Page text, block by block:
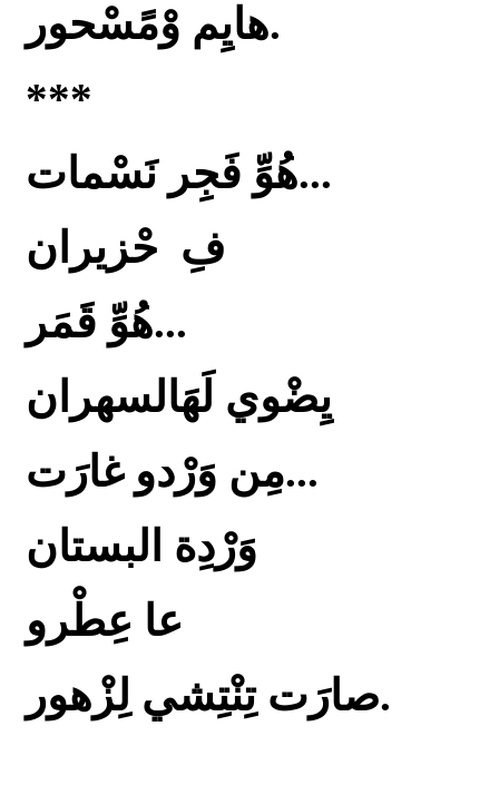
هايِم وْمًسْحور.
***
هُوِّ فَجِر نَسْمات...
فِ حْزيران
هُوِّ قَمَر...
يِضْوي لَهَالسهران
مِن وَرْدو غارَت...
وَرْدِة البستان
عا عِطْرو
صارَت تِنْتِشي لِزْهور.